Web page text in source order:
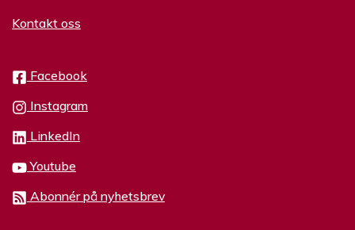
Kontakt oss
Facebook
Instagram
LinkedIn
Youtube
Abonnér på nyhetsbrev